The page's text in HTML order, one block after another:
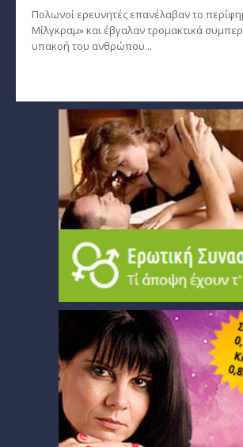
Πολωνοί ερευνητές επανέλαβαν το
Μίλγκραμ» και έβγαλαν τρομακτικά
υπακοή του ανθρώπου...